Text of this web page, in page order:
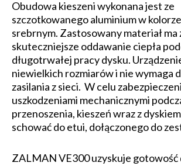
Obudowa kieszeni wykonana jest ze
szczotkowanego aluminium w
srebrnym. Zastosowany materiał ma
skuteczniejsze oddawanie ciepła
długotrwałej pracy dysku.
niewielkich rozmiarów i nie wymaga
zasilania z sieci. W celu
uszkodzeniami mechanicznymi
przenoszenia, kieszeń wraz z
schować do etui, dołączonego do
ZALMAN VE300 uzyskuje gotowość